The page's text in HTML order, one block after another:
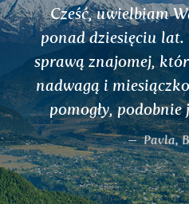
Cześć, uwielbiam
ponad dziesięciu lat.
sprawą znajomej,
nadwagą i
pomogły,
Pavla,